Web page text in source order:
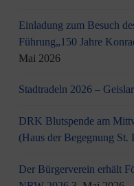
Einladung zum Besuch
Führung„150 Jahre
Mai 2026
Stadtradeln 2026 –
DRK Blutspende am
(Haus der Begegnung St.
Der Bürgerverein erhält